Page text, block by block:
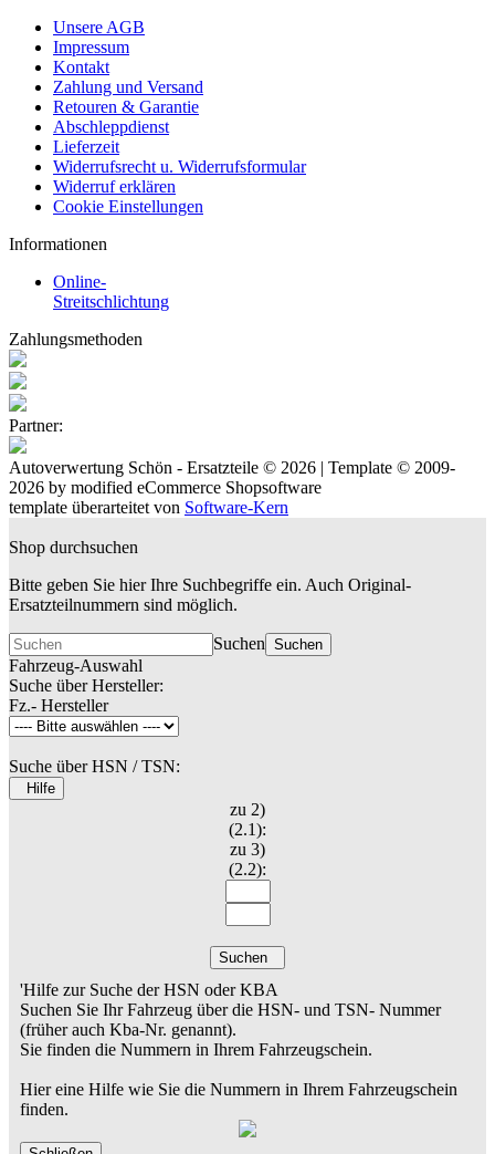
Unsere AGB
Impressum
Kontakt
Zahlung und Versand
Retouren & Garantie
Abschleppdienst
Lieferzeit
Widerrufsrecht u. Widerrufsformular
Widerruf erklären
Cookie Einstellungen
Informationen
Online-
Streitschlichtung
Zahlungsmethoden
Partner:
Autoverwertung Schön - Ersatzteile © 2026 | Template © 2009-
2026 by modified eCommerce Shopsoftware
template überarteitet von Software-Kern
Shop durchsuchen
Bitte geben Sie hier Ihre Suchbegriffe ein. Auch Original-
Ersatzteilnummern sind möglich.
Suchen Suchen
Fahrzeug-Auswahl
Suche über Hersteller:
Fz.- Hersteller
Suche über HSN / TSN:
Hilfe
zu 2)
(2.1):
zu 3)
(2.2):
Suchen
'Hilfe zur Suche der HSN oder KBA
Suchen Sie Ihr Fahrzeug über die HSN- und TSN- Nummer
(früher auch Kba-Nr. genannt).
Sie finden die Nummern in Ihrem Fahrzeugschein.
Hier eine Hilfe wie Sie die Nummern in Ihrem Fahrzeugschein
finden.